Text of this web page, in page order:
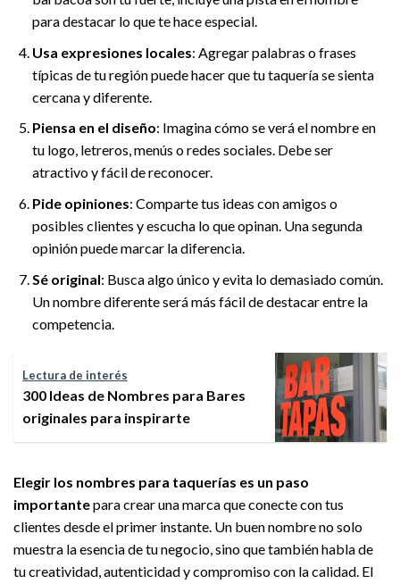
para destacar lo que te hace especial.
Usa expresiones locales: Agregar palabras o frases
típicas de tu región puede hacer que tu taquería se sienta
cercana y diferente.
Piensa en el diseño: Imagina cómo se verá el nombre en
tu logo, letreros, menús o redes sociales. Debe ser
atractivo y fácil de reconocer.
Pide opiniones: Comparte tus ideas con amigos o
posibles clientes y escucha lo que opinan. Una segunda
opinión puede marcar la diferencia.
Sé original: Busca algo único y evita lo demasiado común.
Un nombre diferente será más fácil de destacar entre la
competencia.
Lectura de interés
300 Ideas de Nombres para Bares
originales para inspirarte
Elegir los nombres para taquerías es un paso
importantepara crear una marca que conecte con tus
clientes desde el primer instante. Un buen nombre no solo
muestra la esencia de tu negocio, sino que también habla de
tu creatividad, autenticidad y compromiso con la calidad. El